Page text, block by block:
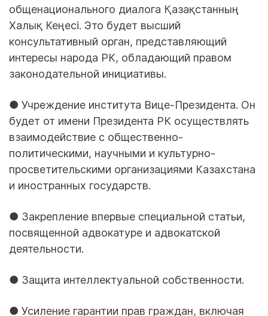
общенационального диалога Қазақстанның
Халық Кеңесі. Это будет высший
консультативный орган, представляющий
интересы народа РК, обладающий правом
законодательной инициативы.
● Учреждение института Вице-Президента. Он
будет от имени Президента РК осуществлять
взаимодействие с общественно-
политическими, научными и культурно-
просветительскими организациями Казахстана
и иностранных государств.
● Закрепление впервые специальной статьи,
посвященной адвокатуре и адвокатской
деятельности.
● Защита интеллектуальной собственности.
● Усиление гарантии прав граждан, включая